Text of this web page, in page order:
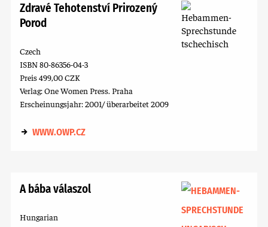
Zdravé Tehotenství Prirozený
Porod
Czech
ISBN 80-86356-04-3
Preis 499,00 CZK
Verlag: One Women Press. Praha
Erscheinungsjahr: 2001/ überarbeitet 2009
WWW.OWP.CZ
A bába válaszol
Hungarian